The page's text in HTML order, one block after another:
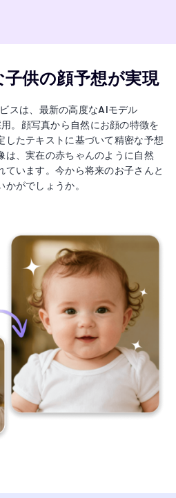
供の顔予想が実現
スは、最新の高度なAIモデル
。顔写真から自然にお顔の特徴を
したテキストに基づいて精密な予想
は、実在の赤ちゃんのように自然
ています。今から将来のお子さんと
がでしょうか。